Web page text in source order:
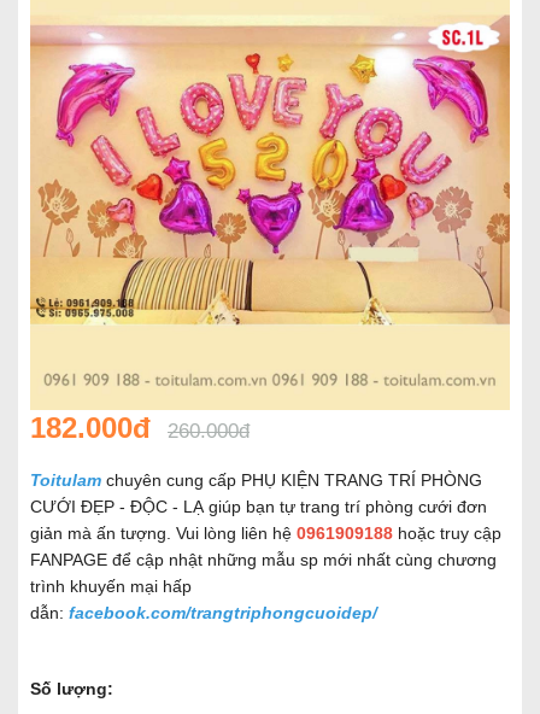
182.000đ 260.000đ
Toitulam chuyên cung cấp PHỤ KIỆN TRANG TRÍ PHÒNG
CƯỚI ĐẸP - ĐỘC - LẠ giúp bạn tự trang trí phòng cưới đơn
giản mà ấn tượng. Vui lòng liên hệ 0961909188 hoặc truy cập
FANPAGE để cập nhật những mẫu sp mới nhất cùng chương
trình khuyến mại hấp
dẫn: facebook.com/trangtriphongcuoidep/
Số lượng: